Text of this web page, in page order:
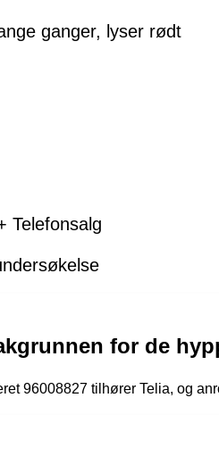
ganger, lyser rødt
Telefonsalg
for de
96008827 tilhører Telia, og